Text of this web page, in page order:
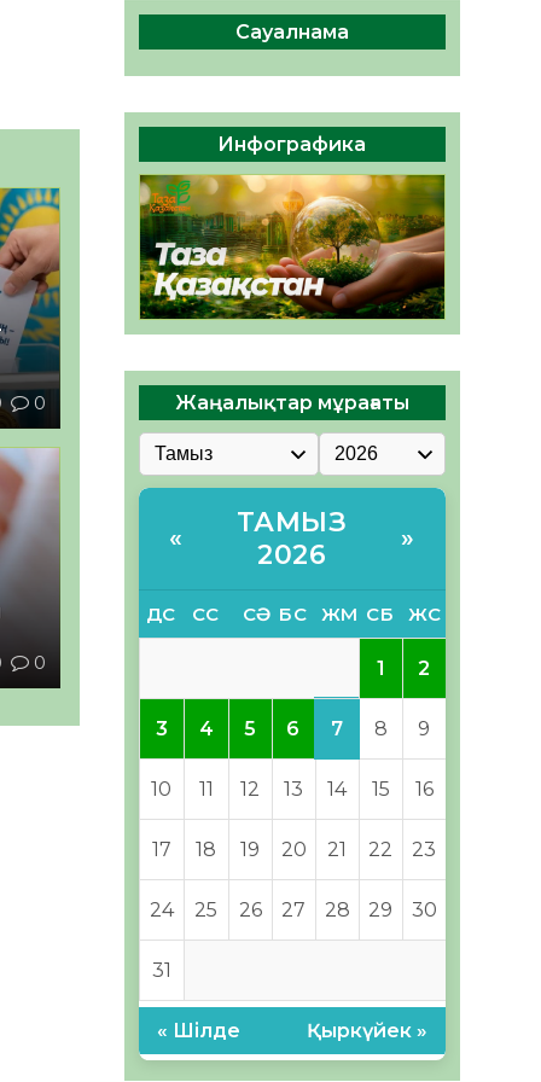
0
0
беруге дайын
ӘРБІР ДАУЫС – ҚОҒАМ
ДАМУЫНА ҚОСЫЛҒАН
ҮЛЕС
05.08.2026
37 0
Сауалнама
Инфографика
Жаңалықтар мұрағаты
«
ТАМЫЗ
2026
»
ДС СС СӘ БС ЖМ СБ ЖС
1 2
3 4 5 6 7 8 9
10 11 12 13 14 15 16
17 18 19 20 21 22 23
24 25 26 27 28 29 30
31
« Шілде Қыркүйек »